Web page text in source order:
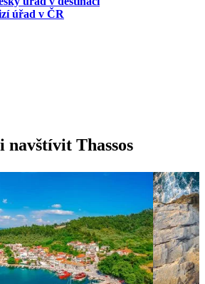
úřad v ČR
navštívit Thassos